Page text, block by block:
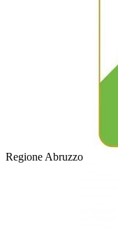
Regione Abruzzo